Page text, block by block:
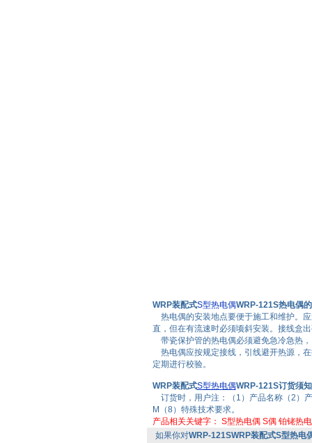
WRP装配式S型热电偶WRP-121S热电偶
热电偶的安装地点要便于施工和维护。
直，但在有流速时必须顷斜安装。接线盒
带瓷保护管的热电偶必须避免急冷急热
热电偶应按规定接线，引线避开热源，
定期进行校验。
WRP装配式S型热电偶WRP-121S订货须知
订货时，用户注：（1）产品名称（2）
M（8）特殊技术要求。
产品相关关键字： S型热电偶 S偶 铂铑热
如果你对WRP-121SWRP装配式S型热电